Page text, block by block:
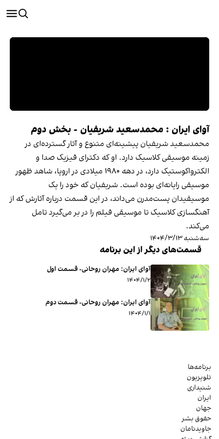
آوای ایران : محمد‌سعید شریفیان - بخش دوم
محمد‌سعید شریفیان پیشینه‌ای متنوع و آثار گسترده‌ای در
زمینه موسیقی کلاسیک دارد. او که دکترای فیزیک صدا و
الکترواکوستیک دارد، در دهه ۱۹۸۰ میلادی در اروپا، شاهد ظهور
موسیقی رایانه‌ای بوده است. شریفیان که خود را یک
موسیقیدان پست‌مدرن می‌داند، در این قسمت درباره آثارش که از
آهنگسازی کلاسیک تا موسیقی فیلم را در بر می‌گیرد تامل
می‌کند.
سه‌شنبه ۱۴۰۴/۳/۱۳
قسمت‌های دیگر از این برنامه
آوای ایران: مهران روحانی- قسمت اول
۱۴۰۴/۱/۲
آوای ایران: مهران روحانی- قسمت دوم
۱۴۰۴/۱/۱
برنامه‌ها
تلویزیون
شنیداری
ایران
جهان
حقوق بشر
جاویدنامان